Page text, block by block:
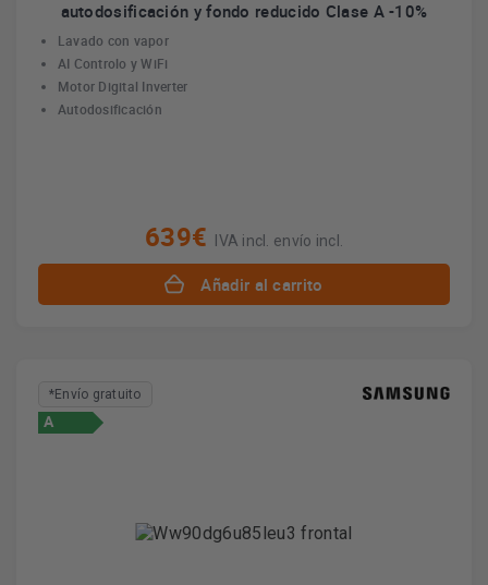
autodosificación y fondo reducido Clase A -10%
Lavado con vapor
AI Controlo y WiFi
Motor Digital Inverter
Autodosificación
639€ IVA incl. envío incl.
Añadir al carrito
*Envío gratuito
A